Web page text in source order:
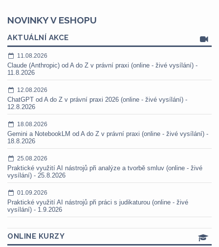
NOVINKY V ESHOPU
AKTUÁLNÍ AKCE
11.08.2026
Claude (Anthropic) od A do Z v právní praxi (online - živé vysílání) -
11.8.2026
12.08.2026
ChatGPT od A do Z v právní praxi 2026 (online - živé vysílání) -
12.8.2026
18.08.2026
Gemini a NotebookLM od A do Z v právní praxi (online - živé vysílání) -
18.8.2026
25.08.2026
Praktické využití AI nástrojů při analýze a tvorbě smluv (online - živé
vysílání) - 25.8.2026
01.09.2026
Praktické využití AI nástrojů při práci s judikaturou (online - živé
vysílání) - 1.9.2026
ONLINE KURZY